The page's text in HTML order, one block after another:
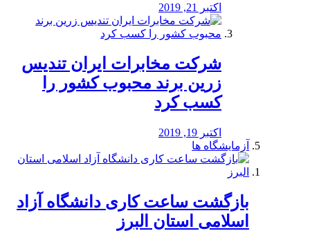
اکتبر 21, 2019
شرکت مخابرات ایران تندیس
زرین برند محبوب کشور را
کسب کرد
اکتبر 19, 2019
آزمایشگاه ها
بازگشت ساعت کاری دانشگاه آزاد
اسلامی استان البرز